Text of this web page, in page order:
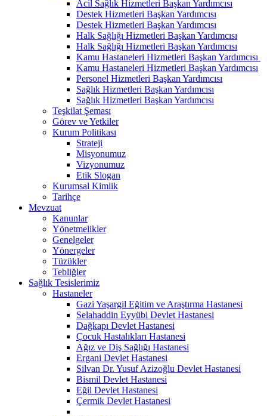
Acil Sağlık Hizmetleri Başkan Yardımcısı
Destek Hizmetleri Başkan Yardımcısı
Destek Hizmetleri Başkan Yardımcısı
Halk Sağlığı Hizmetleri Başkan Yardımcısı
Halk Sağlığı Hizmetleri Başkan Yardımcısı
Kamu Hastaneleri Hizmetleri Başkan Yardımcısı ​
Kamu Hastaneleri Hizmetleri Başkan Yardımcısı
Personel Hizmetleri Başkan Yardımcısı
Sağlık Hizmetleri Başkan Yardımcısı
Sağlık Hizmetleri Başkan Yardımcısı
Teşkilat Şeması
Görev ve Yetkiler
Kurum Politikası
Strateji
Misyonumuz
Vizyonumuz
Etik Slogan
Kurumsal Kimlik
Tarihçe
Mevzuat
Kanunlar
Yönetmelikler
Genelgeler
Yönergeler
Tüzükler
Tebliğler
Sağlık Tesislerimiz
Hastaneler
Gazi Yaşargil Eğitim ve Araştırma Hastanesi
Selahaddin Eyyübi Devlet Hastanesi
Dağkapı Devlet Hastanesi
Çocuk Hastalıkları Hastanesi
Ağız ve Diş Sağlığı Hastanesi
Ergani Devlet Hastanesi
Silvan Dr. Yusuf Azizoğlu Devlet Hastanesi
Bismil Devlet Hastanesi
Eğil Devlet Hastanesi
Çermik Devlet Hastanesi